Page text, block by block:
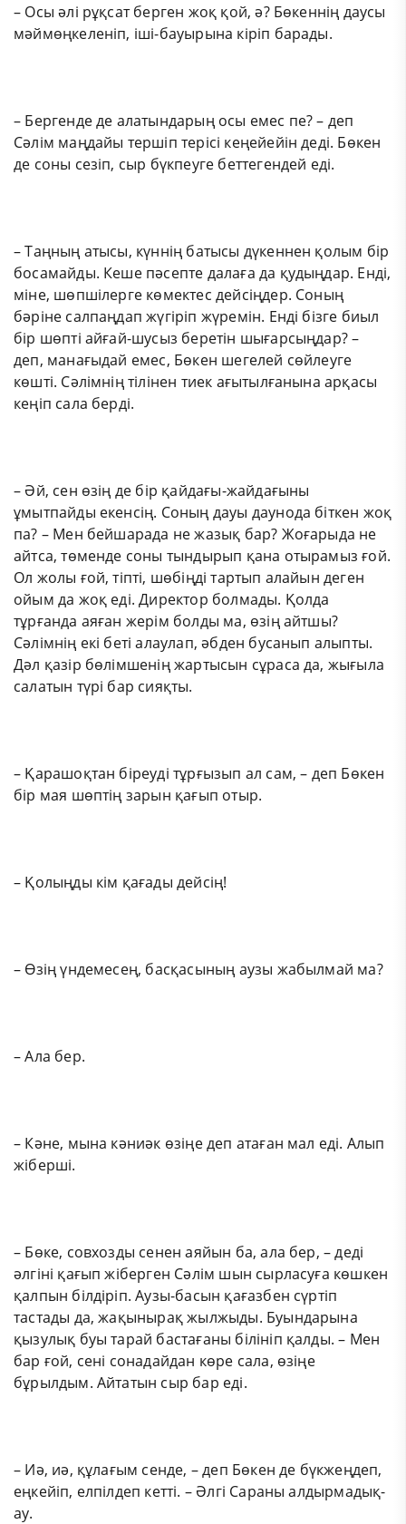
– Осы әлі рұқсат берген жоқ қой, ә? Бөкеннің даусы
мәймөңкеленіп, іші-бауырына кіріп барады.
– Бергенде де алатындарың осы емес пе? – деп
Сәлім маңдайы тершіп терісі кеңейейін деді. Бөкен
де соны сезіп, сыр бүкпеуге беттегендей еді.
– Таңның атысы, күннің батысы дүкеннен қолым бір
босамайды. Кеше пәсепте далаға да қудыңдар. Енді,
міне, шөпшілерге көмектес дейсіңдер. Соның
бәріне салпаңдап жүгіріп жүремін. Енді бізге биыл
бір шөпті айғай-шусыз беретін шығарсыңдар? –
деп, манағыдай емес, Бөкен шегелей сөйлеуге
көшті. Сәлімнің тілінен тиек ағытылғанына арқасы
кеңіп сала берді.
– Әй, сен өзің де бір қайдағы-жайдағыны
ұмытпайды екенсің. Соның дауы даунода біткен жоқ
па? – Мен бейшарада не жазық бар? Жоғарыда не
айтса, төменде соны тындырып қана отырамыз ғой.
Ол жолы ғой, тіпті, шөбіңді тартып алайын деген
ойым да жоқ еді. Директор болмады. Қолда
тұрғанда аяған жерім болды ма, өзің айтшы?
Сәлімнің екі беті алаулап, әбден бусанып алыпты.
Дәл қазір бөлімшенің жартысын сұраса да, жығыла
салатын түрі бар сияқты.
– Қарашоқтан біреуді тұрғызып ал сам, – деп Бөкен
бір мая шөптің зарын қағып отыр.
– Қолыңды кім қағады дейсің!
– Өзің үндемесең, басқасының аузы жабылмай ма?
– Ала бер.
– Кәне, мына кәниәк өзіңе деп атаған мал еді. Алып
жіберші.
– Бөке, совхозды сенен аяйын ба, ала бер, – деді
әлгіні қағып жіберген Сәлім шын сырласуға көшкен
қалпын білдіріп. Аузы-басын қағазбен сүртіп
тастады да, жақынырақ жылжыды. Буындарына
қызулық буы тарай бастағаны білініп қалды. – Мен
бар ғой, сені сонадайдан көре сала, өзіңе
бұрылдым. Айтатын сыр бар еді.
– Иә, иә, құлағым сенде, – деп Бөкен де бүкжеңдеп,
еңкейіп, елпілдеп кетті. – Әлгі Сараны алдырмадық-
ау.